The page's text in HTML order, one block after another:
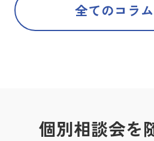
全てのコラ
個別相談会を